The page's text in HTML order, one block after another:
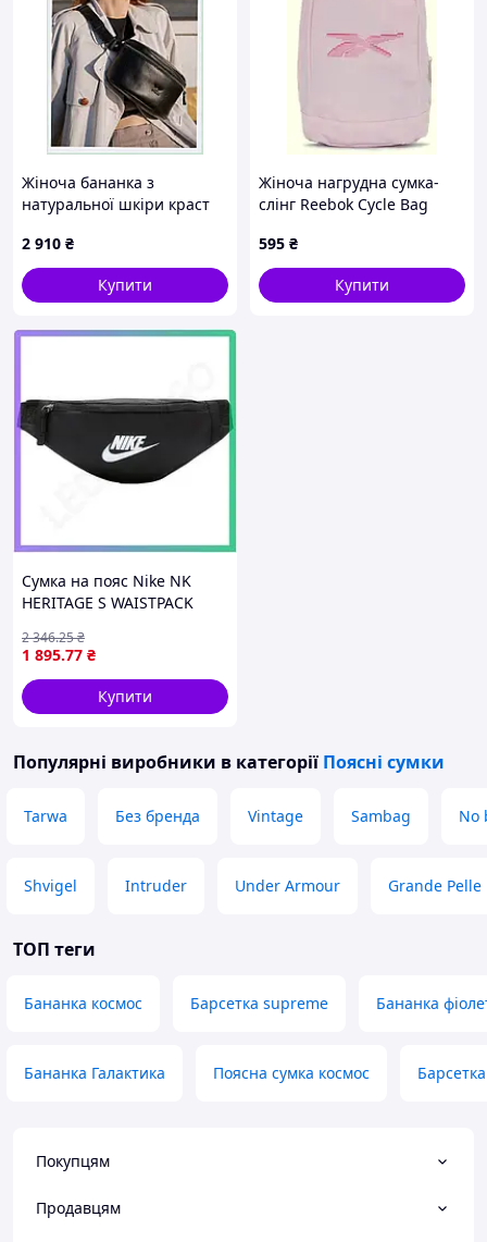
Жіноча бананка з
натуральної шкіри краст
2 910 ₴
Купити
Жіноча нагрудна сумка-
слінг Reebok Cycle Bag
595 ₴
Купити
Сумка на пояс Nike NK
HERITAGE S WAISTPACK
активного відпочинку
28x7,5x12,5 см
SKU_DB0488-254
1 895.77 ₴
2 346.25₴
Купити
Популярні виробники в категорії Поясні сумки
Tarwa Без бренда Vintage Sambag No
Shvigel Intruder Under Armour Grande Pelle
ТОП теги
Бананка космос Барсетка supreme Бананка
Бананка Галактика Поясна сумка космос
Покупцям
Продавцям